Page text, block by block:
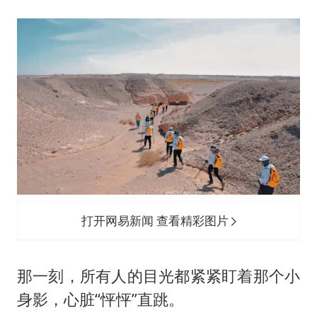
打开网易新闻 查看精彩图片
那一刻，所有人的目光都紧紧盯着那个小
身影，心脏“怦怦”直跳。